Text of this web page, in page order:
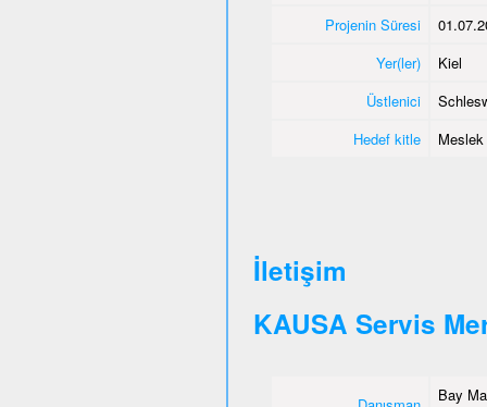
Projenin Süresi
Yer(ler)
Kiel
Üstlenici
Hedef kitle
İletişim
KAUSA Servis
Bay